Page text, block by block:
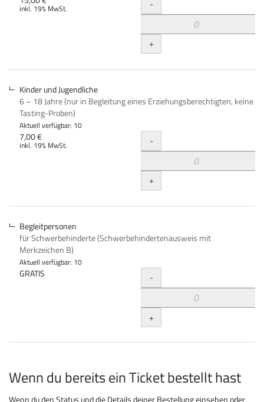
inkl. 19% MwSt. -
+
Kinder und Jugendliche
6 – 18 Jahre (nur in Begleitung eines Erziehungsberechtigten, keine
Tasting-Proben)
Aktuell verfügbar: 10
7,00 €
inkl. 19% MwSt. Menge
-
+
Begleitpersonen
für Schwerbehinderte (Schwerbehindertenausweis mit
Merkzeichen B)
Aktuell verfügbar: 10
GRATIS Menge
-
+
Wenn du bereits ein Ticket bestellt hast